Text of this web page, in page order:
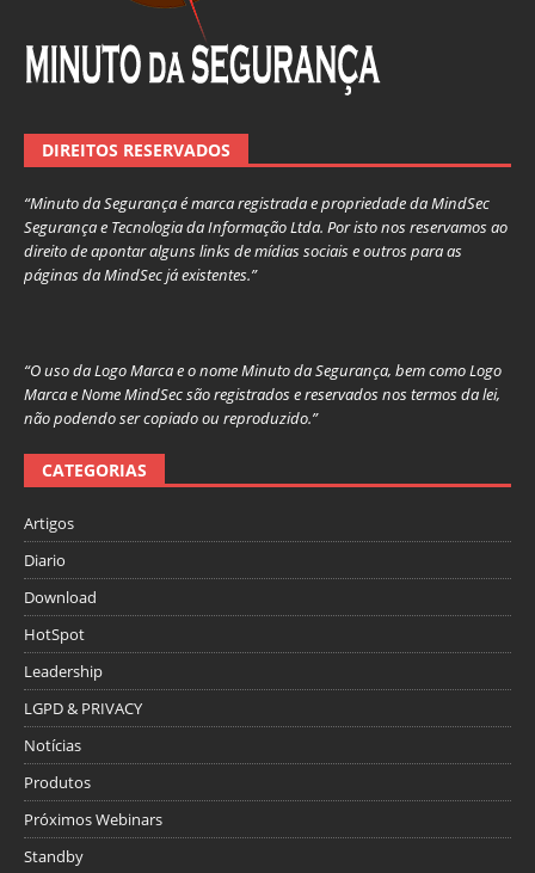
DIREITOS RESERVADOS
“Minuto da Segurança é marca registrada e propriedade da MindSec
Segurança e Tecnologia da Informação Ltda. Por isto nos reservamos ao
direito de apontar alguns links de mídias sociais e outros para as
páginas da MindSec já existentes.”
“O uso da Logo Marca e o nome Minuto da Segurança, bem como Logo
Marca e Nome MindSec são registrados e reservados nos termos da lei,
não podendo ser copiado ou reproduzido.”
CATEGORIAS
Artigos
Diario
Download
HotSpot
Leadership
LGPD & PRIVACY
Notícias
Produtos
Próximos Webinars
Standby